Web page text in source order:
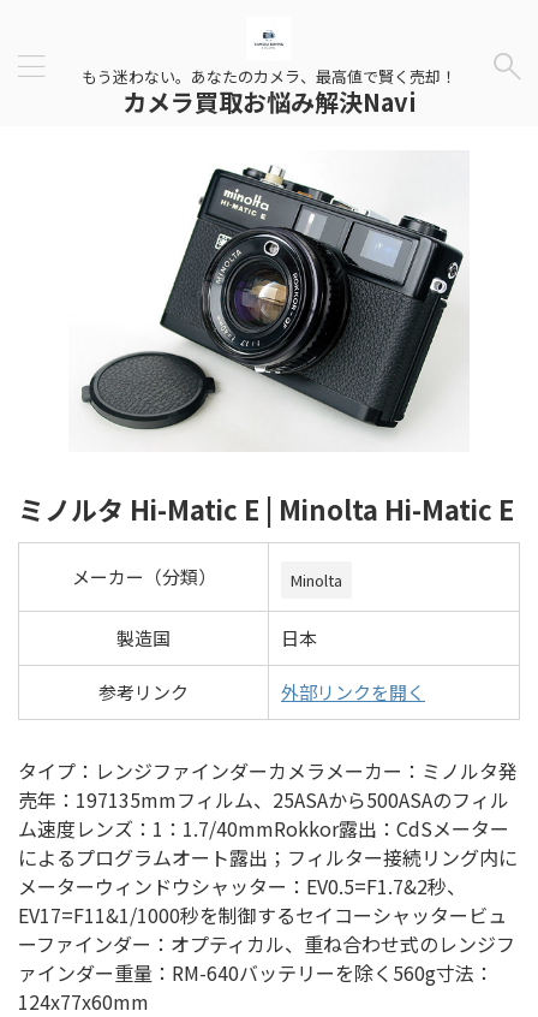
もう迷わない。あなたのカメラ、最高値で賢く売却！
カメラ買取お悩み解決Navi
ミノルタ Hi-Matic E | Minolta Hi-Matic E
メーカー（分類） Minolta
製造国 日本
参考リンク 外部リンクを開く
タイプ：レンジファインダーカメラメーカー：ミノルタ発
売年：197135mmフィルム、25ASAから500ASAのフィル
ム速度レンズ：1：1.7/40mmRokkor露出：CdSメーター
によるプログラムオート露出；フィルター接続リング内に
メーターウィンドウシャッター：EV0.5=F1.7&2秒、
EV17=F11&1/1000秒を制御するセイコーシャッタービュ
ーファインダー：オプティカル、重ね合わせ式のレンジフ
ァインダー重量：RM-640バッテリーを除く560g寸法：
124x77x60mm